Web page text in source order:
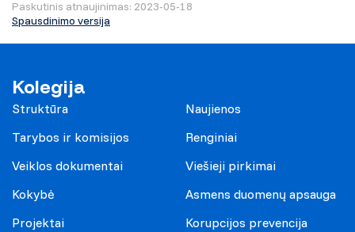
Paskutinis atnaujinimas: 2023-05-18
Spausdinimo versija
Kolegija
Struktūra
Tarybos ir komisijos
Veiklos dokumentai
Kokybė
Projektai
Naujienos
Renginiai
Viešieji pirkimai
Asmens duomenų apsauga
Korupcijos prevencija